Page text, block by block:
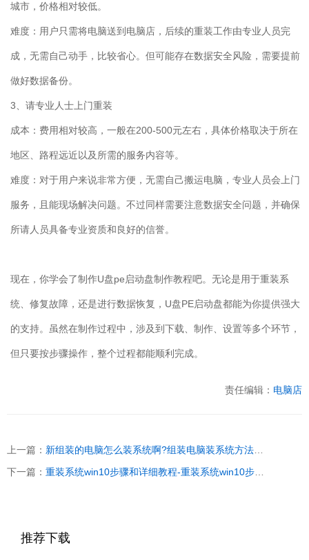
城市，价格相对较低。
难度：用户只需将电脑送到电脑店，后续的重装工作由专业人员完
成，无需自己动手，比较省心。但可能存在数据安全风险，需要提前
做好数据备份。
3 、请专业人士上门重装
成本：费用相对较高，一般在200-500元左右，具体价格取决于所在
地区、路程远近以及所需的服务内容等。
难度：对于用户来说非常方便，无需自己搬运电脑，专业人员会上门
服务，且能现场解决问题。不过同样需要注意数据安全问题，并确保
所请人员具备专业资质和良好的信誉。
现在，你学会了制作U盘pe启动盘制作教程吧。无论是用于重装系
统、修复故障，还是进行数据恢复， U盘PE启动盘都能为你提供强大
的支持。虽然在制作过程中，涉及到下载、制作、设置等多个环节，
但只要按步骤操作，整个过程都能顺利完成。
责任编辑： 电脑店
上一篇： 新组装的电脑怎么装系统啊?组装电脑装系统方法【图示】
下一篇： 重装系统win10步骤和详细教程-重装系统win10步骤和详细教程
推荐下载